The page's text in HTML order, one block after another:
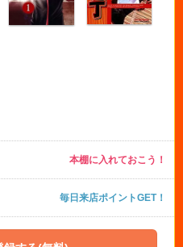
本棚に入れておこう！
毎日来店ポイントGET！